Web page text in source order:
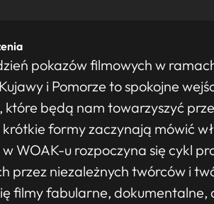
pokazów filmowych w
i Pomorze to spokojne
które będą nam towarzyszyć
formy zaczynają mówić
WOAK-u rozpoczyna się cykl
przez niezależnych twórców i
filmy fabularne,